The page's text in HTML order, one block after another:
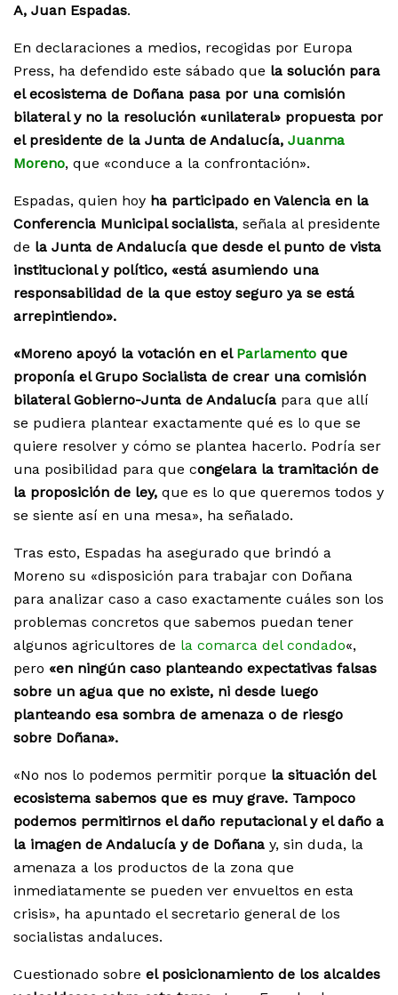
A, Juan Espadas.
En declaraciones a medios, recogidas por Europa
Press, ha defendido este sábado que la solución para
el ecosistema de Doñana pasa por una comisión
bilateral y no la resolución «unilateral» propuesta por
el presidente de la Junta de Andalucía, Juanma
Moreno, que «conduce a la confrontación».
Espadas, quien hoy ha participado en Valencia en la
Conferencia Municipal socialista, señala al presidente
de la Junta de Andalucía que desde el punto de vista
institucional y político, «está asumiendo una
responsabilidad de la que estoy seguro ya se está
arrepintiendo».
«Moreno apoyó la votación en el Parlamento que
proponía el Grupo Socialista de crear una comisión
bilateral Gobierno-Junta de Andalucía para que allí
se pudiera plantear exactamente qué es lo que se
quiere resolver y cómo se plantea hacerlo. Podría ser
una posibilidad para que congelara la tramitación de
la proposición de ley, que es lo que queremos todos y
se siente así en una mesa», ha señalado.
Tras esto, Espadas ha asegurado que brindó a
Moreno su «disposición para trabajar con Doñana
para analizar caso a caso exactamente cuáles son los
problemas concretos que sabemos puedan tener
algunos agricultores de la comarca del condado«,
pero «en ningún caso planteando expectativas falsas
sobre un agua que no existe, ni desde luego
planteando esa sombra de amenaza o de riesgo
sobre Doñana».
«No nos lo podemos permitir porque la situación del
ecosistema sabemos que es muy grave. Tampoco
podemos permitirnos el daño reputacional y el daño a
la imagen de Andalucía y de Doñana y, sin duda, la
amenaza a los productos de la zona que
inmediatamente se pueden ver envueltos en esta
crisis», ha apuntado el secretario general de los
socialistas andaluces.
Cuestionado sobre el posicionamiento de los alcaldes